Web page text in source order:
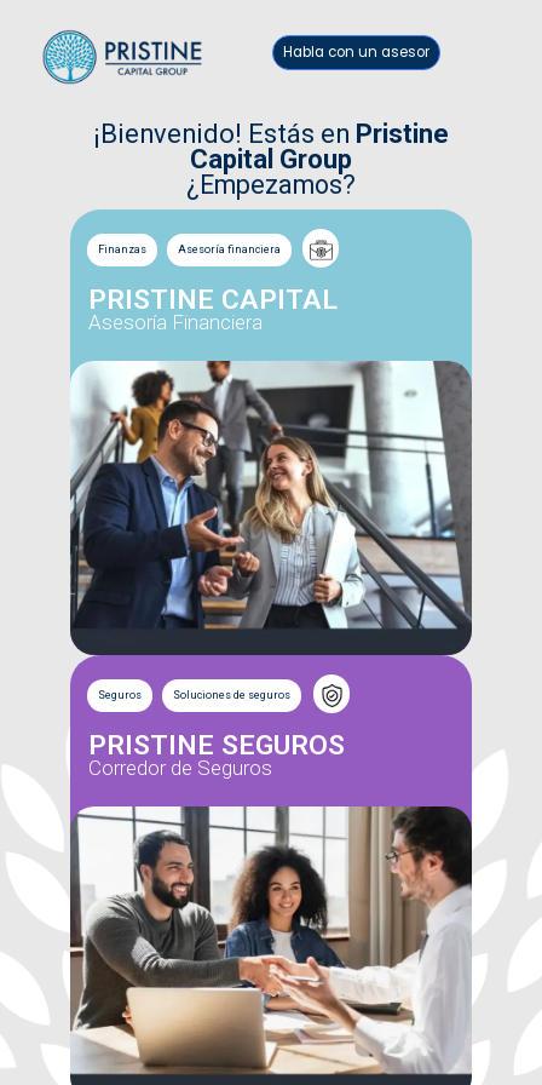
Habla con un asesor
¡Bienvenido! Estás en Pristine
Capital Group
¿Empezamos?
Finanzas Asesoría financiera
PRISTINE CAPITAL
Asesoría Financiera
Seguros Soluciones de seguros
PRISTINE SEGUROS
Corredor de Seguros